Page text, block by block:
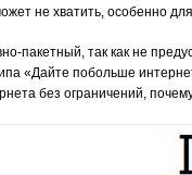
не хватить, особенно
пакетный, так как не
«Дайте побольше
без ограничений,